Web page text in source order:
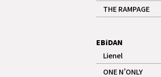
記事
THE RAMPAGE
記事
EBiDAN
Lienel
記事
ONE N’ONLY